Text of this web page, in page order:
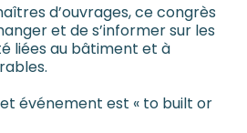
d’ouvrages, ce congrès
et de s’informer sur les
liées au bâtiment et à
événement est « to built or